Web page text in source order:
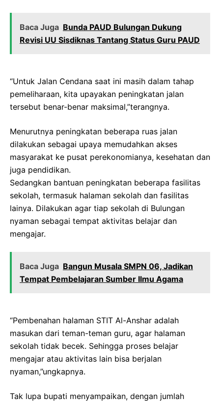
Baca Juga Bunda PAUD Bulungan Dukung
Revisi UU Sisdiknas Tantang Status Guru PAUD
“Untuk Jalan Cendana saat ini masih dalam tahap
pemeliharaan, kita upayakan peningkatan jalan
tersebut benar-benar maksimal,”terangnya.
Menurutnya peningkatan beberapa ruas jalan
dilakukan sebagai upaya memudahkan akses
masyarakat ke pusat perekonomianya, kesehatan dan
juga pendidikan.
Sedangkan bantuan peningkatan beberapa fasilitas
sekolah, termasuk halaman sekolah dan fasilitas
lainya. Dilakukan agar tiap sekolah di Bulungan
nyaman sebagai tempat aktivitas belajar dan
mengajar.
Baca Juga Bangun Musala SMPN 06, Jadikan
Tempat Pembelajaran Sumber Ilmu Agama
“Pembenahan halaman STIT Al-Anshar adalah
masukan dari teman-teman guru, agar halaman
sekolah tidak becek. Sehingga proses belajar
mengajar atau aktivitas lain bisa berjalan
nyaman,”ungkapnya.
Tak lupa bupati menyampaikan, dengan jumlah